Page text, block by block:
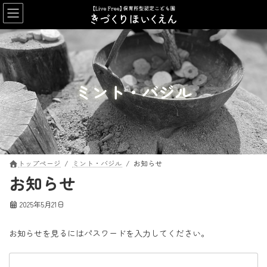
コ
ン
テ
ン
ツ
へ
ス
キ
ッ
プ
ナ
ビ
ゲ
ー
シ
ョ
ン
に
移
動
ミント・バジル
トップページ ミント・バジル お知らせ
お知らせ
2025年5月21日
お知らせを見るにはパスワードを入力してください。